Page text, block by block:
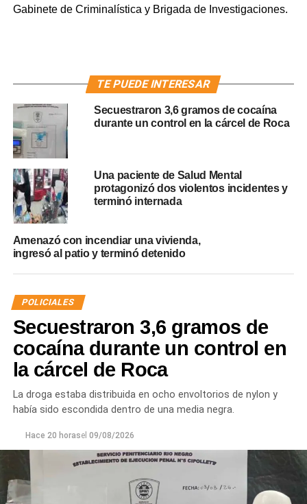
Gabinete de Criminalística y Brigada de Investigaciones.
TE PUEDE INTERESAR
Secuestraron 3,6 gramos de cocaína
durante un control en la cárcel de Roca
Una paciente de Salud Mental
protagonizó dos violentos incidentes y
terminó internada
Amenazó con incendiar una vivienda,
ingresó al patio y terminó detenido
POLICIALES
Secuestraron 3,6 gramos de
cocaína durante un control en
la cárcel de Roca
La droga estaba distribuida en ocho envoltorios de nylon y
había sido escondida dentro de una media negra.
Hace 20 horasel 09/08/2026